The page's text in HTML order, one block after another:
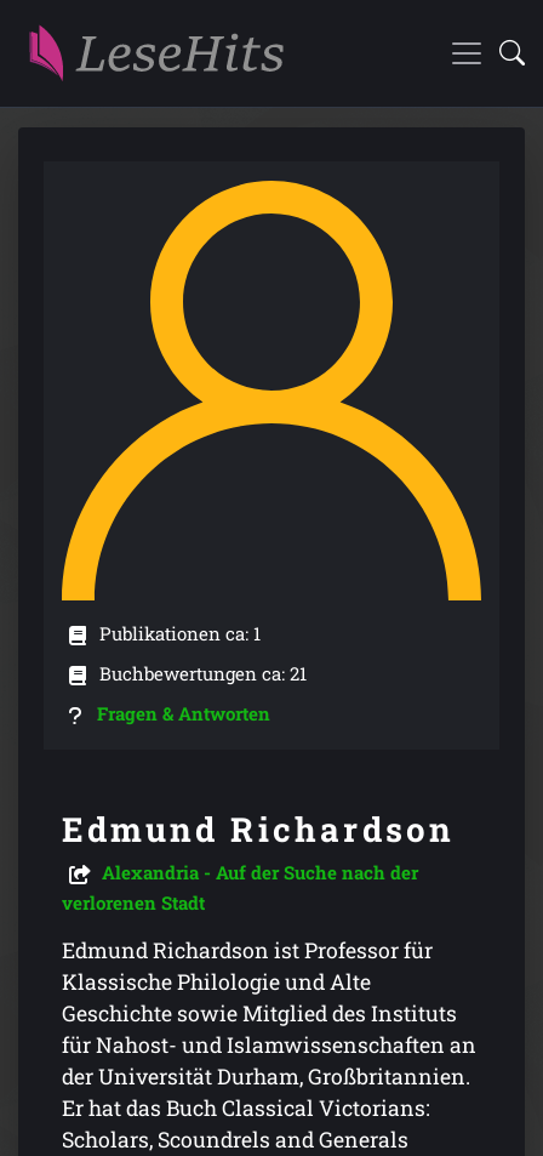
Publikationen ca: 1
Buchbewertungen ca: 21
Fragen & Antworten
Edmund Richardson
Alexandria - Auf der Suche nach der
verlorenen Stadt
Edmund Richardson ist Professor für
Klassische Philologie und Alte
Geschichte sowie Mitglied des Instituts
für Nahost- und Islamwissenschaften an
der Universität Durham, Großbritannien.
Er hat das Buch Classical Victorians:
Scholars, Scoundrels and Generals